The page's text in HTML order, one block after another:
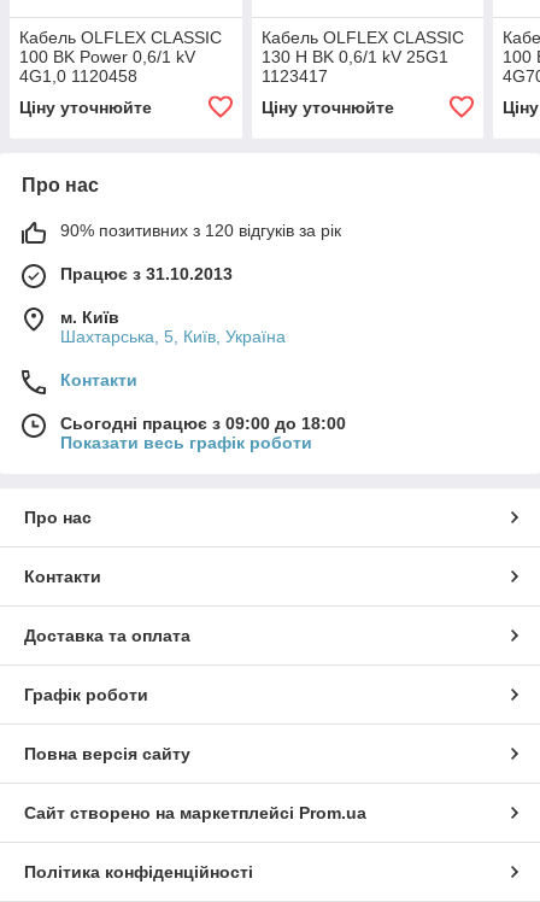
Кабель OLFLEX CLASSIC
100 BK Power 0,6/1 kV
4G1,0 1120458
Ціну уточнюйте
Кабель OLFLEX CLASSIC
130 H BK 0,6/1 kV 25G1
1123417
Ціну уточнюйте
100
Про нас
90% позитивних з 120 відгуків за рік
Працює з 31.10.2013
м. Київ
Шахтарська, 5, Київ, Україна
Контакти
Сьогодні працює з 09:00 до 18:00
Показати весь графік роботи
Про нас
Контакти
Доставка та оплата
Графік роботи
Повна версія сайту
Сайт створено на маркетплейсі Prom.ua
Політика конфіденційності